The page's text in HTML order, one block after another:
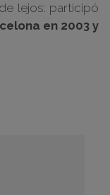
lejos: participó
en 2003 y